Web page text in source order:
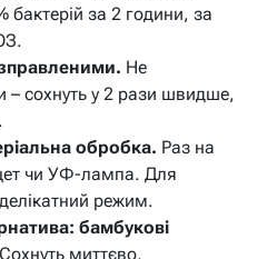
бактерій за 2 години, за
Не
– сохнуть у 2 рази швидше,
обробка. Раз на
чи УФ-лампа. Для
режим.
бамбукові
Сохнуть миттєво,